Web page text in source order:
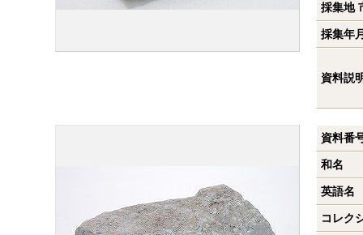
採集地
採集年
資料説
資料番
和名
英語名
コレク